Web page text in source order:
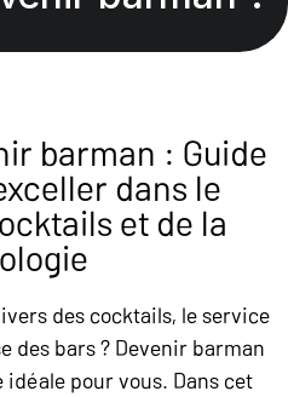
barman : Guide
dans le
et de la
des cocktails, le service
des bars ? Devenir barman
pour vous. Dans cet